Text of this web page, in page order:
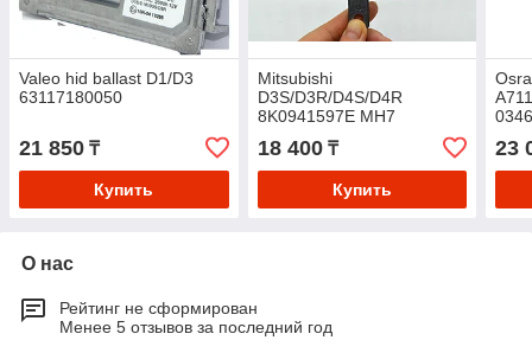
Valeo hid ballast D1/D3
63117180050
21 850 ₸
Купить
Mitsubishi
D3S/D3R/D4S/D4R
8K0941597E MH7
W003T22071
18 400₸
Купить
23
О нас
Рейтинг не сформирован
Менее 5 отзывов за последний год